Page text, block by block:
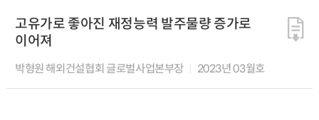
고유가로 좋아진 재정능력 발주물량 증가로
이어져
박형원 해외건설협회 글로벌사업본부장 2023년 03월호